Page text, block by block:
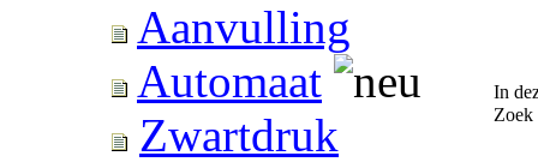
Aanvulling
Automaat
Zwartdruk
In